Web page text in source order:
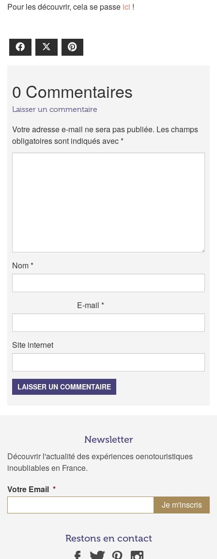
Pour les découvrir, cela se passe ici !
Facebook
0 Commentaires
Laisser un commentaire
Votre adresse e-mail ne sera pas publiée. Les champs
obligatoires sont indiqués avec*
Nom*
E-mail *
Site internet
LAISSER UN COMMENTAIRE
Newsletter
Découvrir l'actualité des expériences oenotouristiques
inoubliables en France.
Votre Email *
Restons en contact